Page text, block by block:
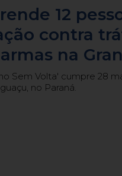
12
contra
na
Sem Volta' cumpre 28
no Paraná.